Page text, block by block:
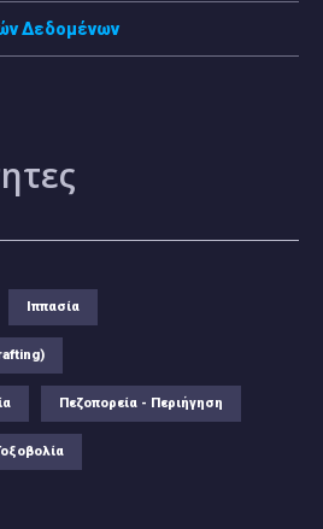
Δεδομένων
Ιππασία
Πεζοπορεία - Περιήγηση